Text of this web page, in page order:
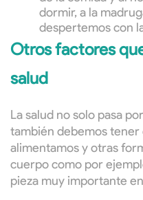
dormir, a la
despertemos con
Otros factores
salud
La salud no solo pasa
también debemos
alimentamos y otras
cuerpo como por
pieza muy importante